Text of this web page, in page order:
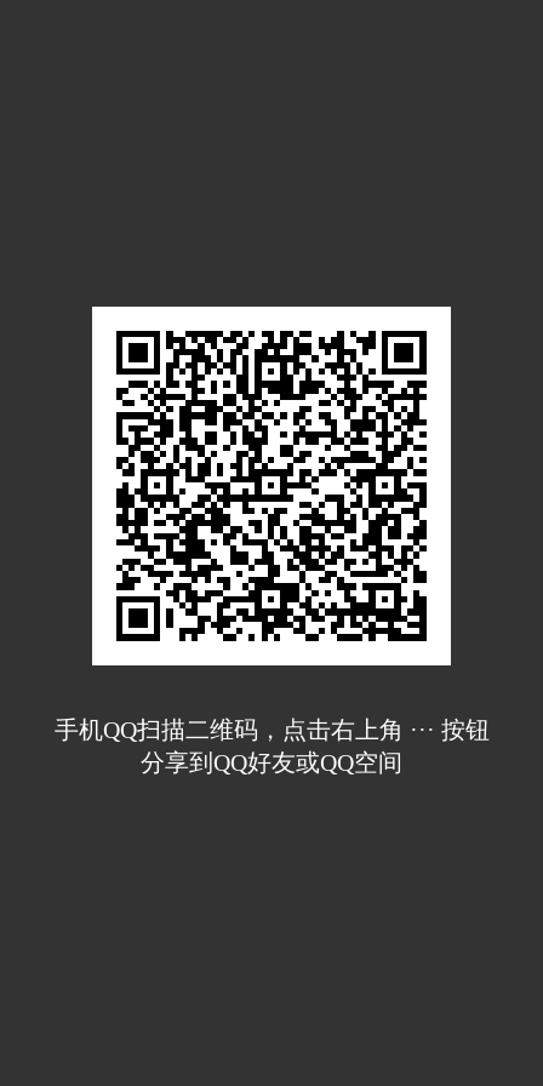
手机QQ扫描二维码，点击右上角 ··· 按钮
分享到QQ好友或QQ空间